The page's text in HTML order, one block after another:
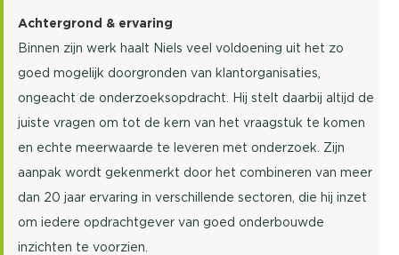
Achtergrond & ervaring
Binnen zijn werk haalt Niels veel voldoening uit het zo
goed mogelijk doorgronden van klantorganisaties,
ongeacht de onderzoeksopdracht. Hij stelt daarbij altijd de
juiste vragen om tot de kern van het vraagstuk te komen
en echte meerwaarde te leveren met onderzoek. Zijn
aanpak wordt gekenmerkt door het combineren van meer
dan 20 jaar ervaring in verschillende sectoren, die hij inzet
om iedere opdrachtgever van goed onderbouwde
inzichten te voorzien.